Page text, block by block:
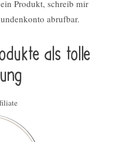
Produkt, schreib mir
abrufbar.
als tolle